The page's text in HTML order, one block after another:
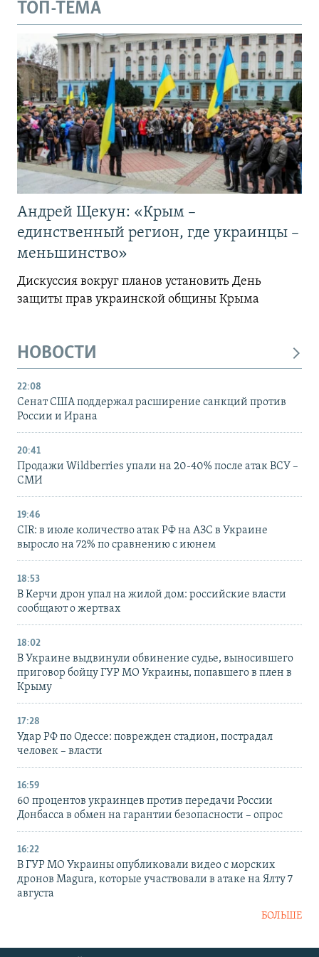
ТОП-ТЕМА
Андрей Щекун: «Крым –
единственный регион, где украинцы –
меньшинство»
Дискуссия вокруг планов установить День
защиты прав украинской общины Крыма
НОВОСТИ
22:08
Сенат США поддержал расширение санкций против
России и Ирана
20:41
Продажи Wildberries упали на 20-40% после атак ВСУ –
СМИ
19:46
CIR: в июле количество атак РФ на АЗС в Украине
выросло на 72% по сравнению с июнем
18:53
В Керчи дрон упал на жилой дом: российские власти
сообщают о жертвах
18:02
В Украине выдвинули обвинение судье, выносившего
приговор бойцу ГУР МО Украины, попавшего в плен в
Крыму
17:28
Удар РФ по Одессе: поврежден стадион, пострадал
человек – власти
16:59
60 процентов украинцев против передачи России
Донбасса в обмен на гарантии безопасности – опрос
16:22
В ГУР МО Украины опубликовали видео с морских
дронов Magura, которые участвовали в атаке на Ялту 7
августа
БОЛЬШЕ